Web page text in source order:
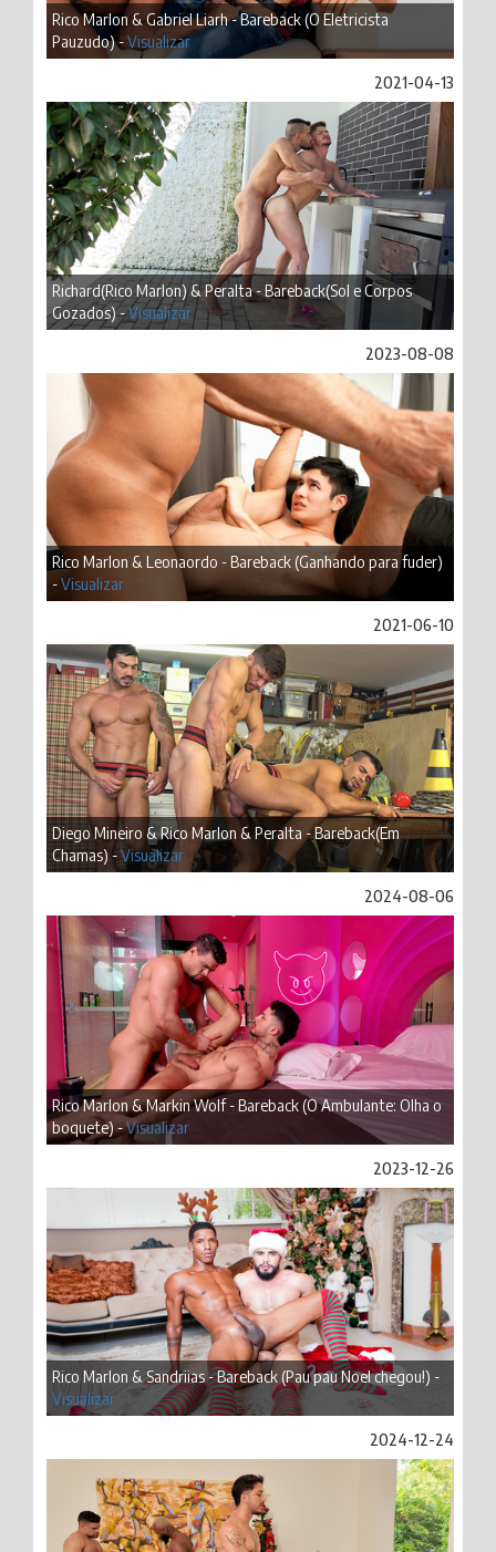
Rico Marlon & Gabriel Liarh - Bareback (O Eletricista
Pauzudo) -Visualizar
2021-04-13
Richard(Rico Marlon) & Peralta - Bareback(Sol e Corpos
Gozados) -Visualizar
2023-08-08
Rico Marlon & Leonaordo - Bareback (Ganhando para fuder)
-Visualizar
2021-06-10
Diego Mineiro & Rico Marlon & Peralta - Bareback(Em
Chamas) -Visualizar
2024-08-06
Rico Marlon & Markin Wolf - Bareback (O Ambulante: Olha o
boquete) -Visualizar
2023-12-26
Rico Marlon & Sandriias - Bareback (Pau pau Noel chegou!) -
Visualizar
2024-12-24